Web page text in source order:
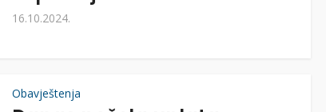
16.10.2024.
Obavještenja